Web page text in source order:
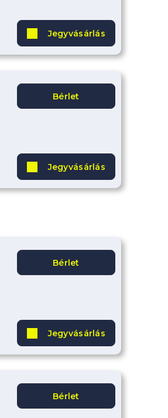
Jegyvásárlás
Jegyvásárlás
Bérlet
Jegyvásárlás
Bérlet
Bérlet